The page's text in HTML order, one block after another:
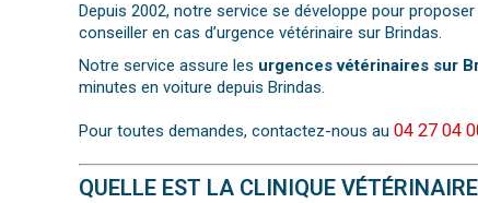
Depuis 2002, notre service se développe pour
conseiller en cas d’urgence vétérinaire sur Brindas.
Notre service assure les urgences vétérinaires sur
minutes en voiture depuis Brindas.
Pour toutes demandes, contactez-nous au 04 27 04
QUELLE EST LA CLINIQUE